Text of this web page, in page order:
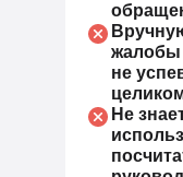
не
Не